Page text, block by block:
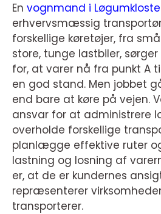
En vognmand i
erhvervsmæssig
forskellige køretøjer, fra
store, tunge lastbiler,
for, at varer nå fra punkt A
en god stand. Men jobbet
end bare at køre på vejen.
ansvar for at administrere
overholde forskellige
planlægge effektive ruter
lastning og losning af
er, at de er kundernes
repræsenterer
transporterer.